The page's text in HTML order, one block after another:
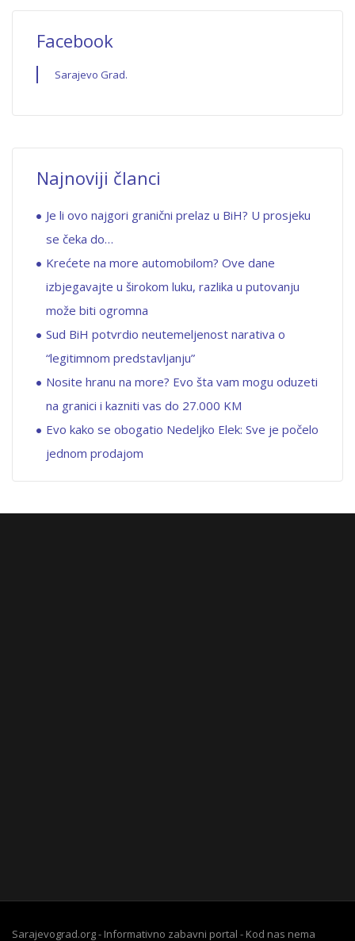
Facebook
Sarajevo Grad.
Najnoviji članci
Je li ovo najgori granični prelaz u BiH? U prosjeku
se čeka do…
Krećete na more automobilom? Ove dane
izbjegavajte u širokom luku, razlika u putovanju
može biti ogromna
Sud BiH potvrdio neutemeljenost narativa o
“legitimnom predstavljanju”
Nosite hranu na more? Evo šta vam mogu oduzeti
na granici i kazniti vas do 27.000 KM
Evo kako se obogatio Nedeljko Elek: Sve je počelo
jednom prodajom
Sarajevograd.org - Informativno zabavni portal - Kod nas nema